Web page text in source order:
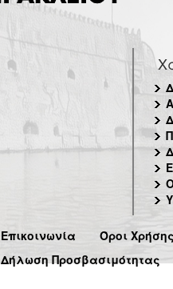
Επικοινωνία
Όροι Χρήσης
Δήλωση Προσβασιμότητας